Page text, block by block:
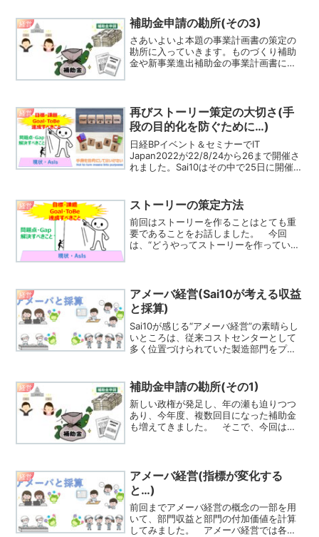
経営 補助金申請の勘所(その3)
さあいよいよ本題の事業計画書の策定の
勘所に入っていきます。ものづくり補助
金や新事業進出補助金の事業計画書には
提にあります。ものづくり補...
経営
再びストーリー策定の大切さ(手
段の目的化を防ぐために…)
日経BPイベント＆セミナーでIT
Japan2022が22/8/24から26まで開催さ
れました。Sai10はその中で25日に開催さ
の講演を拝聴する機会を得ました。...
経営 ストーリーの策定方法
前回はストーリーを作ることはとても重
要であることをお話しました。 今回
は、“どうやってストーリーを作っていけ
うに、最低...
経営
アメーバ経営(Sai10が考える収益
と採算)
Sai10が感じる“アメーバ経営”の素晴らし
いところは、従来コストセンターとして
多く位置づけられていた製造部門をプロ
ころにあると思います。そして、この部
門のプロフィット...
経営 補助金申請の勘所(その1)
新しい政権が発足し、年の瀬も迫りつつ
あり、今年度、複数回目になった補助金
も増えてきました。 そこで、今回は補
請についてコメントしたこ...
経営
アメーバ経営(指標が変化する
と…)
前回までアメーバ経営の概念の一部を用
いて、部門収益と部門の付加価値を計算
してみました。 アメーバ経営では各ア